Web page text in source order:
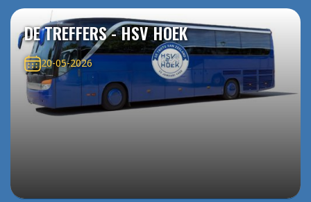
DE TREFFERS - HSV HOEK
20-05-2026